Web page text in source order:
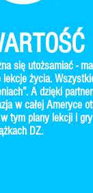
się utożsamiać -
życia.
A dzięki
w całej Ameryce
tym plany lekcji i
DZ.